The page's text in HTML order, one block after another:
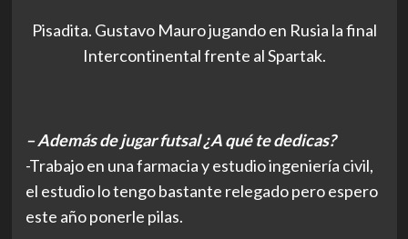
Pisadita. Gustavo Mauro jugando en Rusia la final
Intercontinental frente al Spartak.
– Además de jugar futsal ¿A qué te dedicas?
-Trabajo en una farmacia y estudio ingeniería civil,
el estudio lo tengo bastante relegado pero espero
este año ponerle pilas.